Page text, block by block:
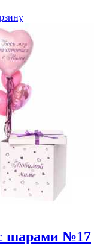
шарами №17